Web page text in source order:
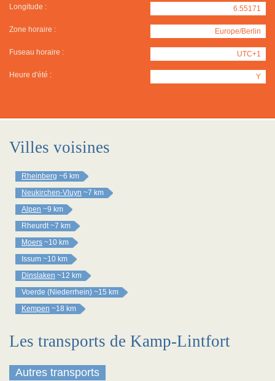
Longitude : 6.55171
Zone horaire : Europe/Berlin
Fuseau horaire : UTC+1
Heure d'été : Y
Villes voisines
Rheinberg ~6 km
Neukirchen-Vluyn ~7 km
Alpen ~9 km
Rheurdt ~7 km
Moers ~10 km
Issum ~10 km
Dinslaken ~12 km
Voerde (Niederrhein) ~15 km
Kempen ~18 km
Les transports de Kamp-Lintfort
Autres transports